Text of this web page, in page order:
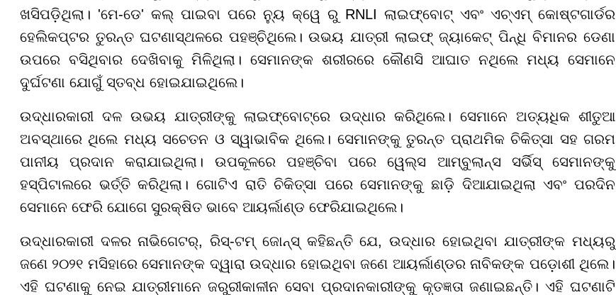
ଖସିପଡ଼ିଥିଲା। 'ମେ-ଡେ' କଲ୍ ପାଇବା ପରେ ନ୍ୟୁ କ୍ୱେ ରୁ RNLI ଲାଇଫ୍ବୋଟ୍ ଏବଂ ଏଚ୍ଏମ୍ କୋଷ୍ଟଗାର୍ଡର
ହେଲିକପ୍ଟର ତୁରନ୍ତ ଘଟଣାସ୍ଥଳରେ ପହଞ୍ଚିଥିଲେ। ଉଭୟ ଯାତ୍ରୀ ଲାଇଫ୍ ଜ୍ୟାକେଟ୍ ପିନ୍ଧି ବିମାନର ଡେଣା
ଉପରେ ବସିଥିବାର ଦେଖିବାକୁ ମିଳିଥିଲା। ସେମାନଙ୍କ ଶରୀରରେ କୌଣସି ଆଘାତ ନଥିଲେ ମଧ୍ୟ ସେମାନେ
ଦୁର୍ଘଟଣା ଯୋଗୁଁ ସ୍ତବ୍ଧ ହୋଇଯାଇଥିଲେ।
ଉଦ୍ଧାରକାରୀ ଦଳ ଉଭୟ ଯାତ୍ରୀଙ୍କୁ ଲାଇଫ୍ବୋଟ୍ରେ ଉଦ୍ଧାର କରିଥିଲେ। ସେମାନେ ଅତ୍ୟଧିକ ଶୀତୁଆ
ଅବସ୍ଥାରେ ଥିଲେ ମଧ୍ୟ ସଚେତନ ଓ ସ୍ୱାଭାବିକ ଥିଲେ। ସେମାନଙ୍କୁ ତୁରନ୍ତ ପ୍ରାଥମିକ ଚିକିତ୍ସା ସହ ଗରମ
ପାନୀୟ ପ୍ରଦାନ କରାଯାଇଥିଲା। ଉପକୂଳରେ ପହଞ୍ଚିବା ପରେ ୱେଲ୍ସ ଆମ୍ବୁଲାନ୍ସ ସର୍ଭିସ୍ ସେମାନଙ୍କୁ
ହସ୍ପିଟାଲରେ ଭର୍ତ୍ତି କରିଥିଲା। ଗୋଟିଏ ରାତି ଚିକିତ୍ସା ପରେ ସେମାନଙ୍କୁ ଛାଡ଼ି ଦିଆଯାଇଥିଲା ଏବଂ ପରଦିନ
ସେମାନେ ଫେରି ଯୋଗେ ସୁରକ୍ଷିତ ଭାବେ ଆୟର୍ଲାଣ୍ଡ ଫେରିଯାଇଥିଲେ।
ଉଦ୍ଧାରକାରୀ ଦଳର ନାଭିଗେଟର୍, ରିସ୍-ଟମ୍ ଜୋନ୍ସ୍ କହିଛନ୍ତି ଯେ, ଉଦ୍ଧାର ହୋଇଥିବା ଯାତ୍ରୀଙ୍କ ମଧ୍ୟରୁ
ଜଣେ ୨୦୨୧ ମସିହାରେ ସେମାନଙ୍କ ଦ୍ୱାରା ଉଦ୍ଧାର ହୋଇଥିବା ଜଣେ ଆୟର୍ଲାଣ୍ଡର ନାବିକଙ୍କ ପଡ଼ୋଶୀ ଥିଲେ।
ଏହି ଘଟଣାକୁ ନେଇ ଯାତ୍ରୀମାନେ ଜରୁରୀକାଳୀନ ସେବା ପ୍ରଦାନକାରୀଙ୍କୁ କୃତଜ୍ଞତା ଜଣାଇଛନ୍ତି। ଏହି ଘଟଣାଟି